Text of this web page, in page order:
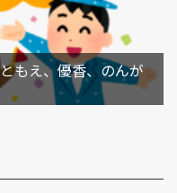
もえ、優香、のんが